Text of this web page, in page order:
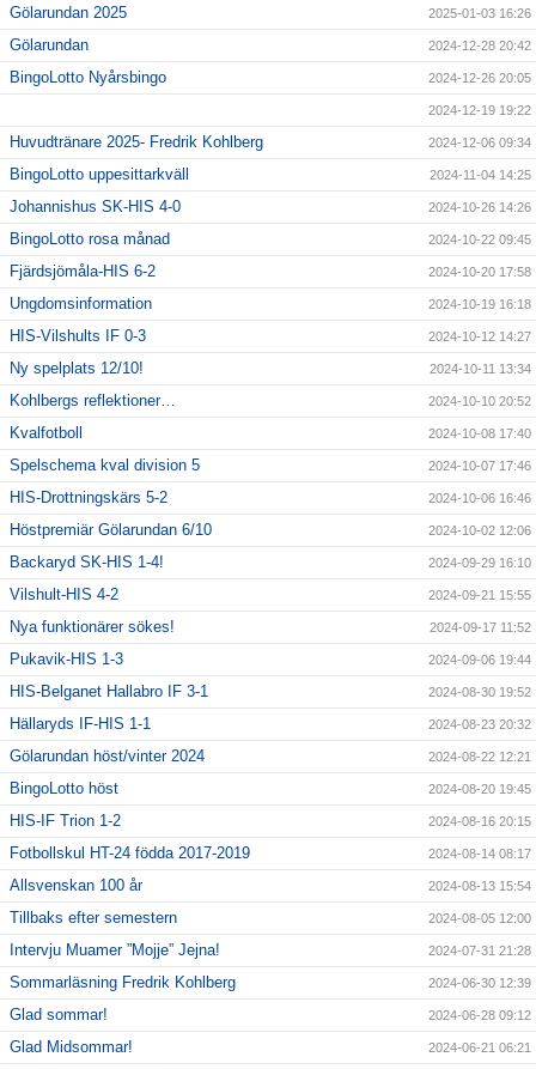
Gölarundan 2025 2025-01-03 16:26
Gölarundan 2024-12-28 20:42
BingoLotto Nyårsbingo 2024-12-26 20:05
2024-12-19 19:22
Huvudtränare 2025- Fredrik Kohlberg 2024-12-06 09:34
BingoLotto uppesittarkväll 2024-11-04 14:25
Johannishus SK-HIS 4-0 2024-10-26 14:26
BingoLotto rosa månad 2024-10-22 09:45
Fjärdsjömåla-HIS 6-2 2024-10-20 17:58
Ungdomsinformation 2024-10-19 16:18
HIS-Vilshults IF 0-3 2024-10-12 14:27
Ny spelplats 12/10! 2024-10-11 13:34
Kohlbergs reflektioner… 2024-10-10 20:52
Kvalfotboll 2024-10-08 17:40
Spelschema kval division 5 2024-10-07 17:46
HIS-Drottningskärs 5-2 2024-10-06 16:46
Höstpremiär Gölarundan 6/10 2024-10-02 12:06
Backaryd SK-HIS 1-4! 2024-09-29 16:10
Vilshult-HIS 4-2 2024-09-21 15:55
Nya funktionärer sökes! 2024-09-17 11:52
Pukavik-HIS 1-3 2024-09-06 19:44
HIS-Belganet Hallabro IF 3-1 2024-08-30 19:52
Hällaryds IF-HIS 1-1 2024-08-23 20:32
Gölarundan höst/vinter 2024 2024-08-22 12:21
BingoLotto höst 2024-08-20 19:45
HIS-IF Trion 1-2 2024-08-16 20:15
Fotbollskul HT-24 födda 2017-2019 2024-08-14 08:17
Allsvenskan 100 år 2024-08-13 15:54
Tillbaks efter semestern 2024-08-05 12:00
Intervju Muamer ”Mojje” Jejna! 2024-07-31 21:28
Sommarläsning Fredrik Kohlberg 2024-06-30 12:39
Glad sommar! 2024-06-28 09:12
Glad Midsommar! 2024-06-21 06:21